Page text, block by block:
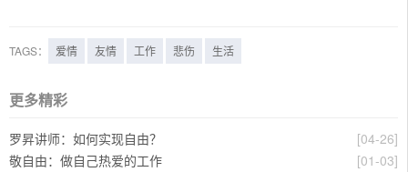
TAGS： 爱情 友情 工作 悲伤 生活
更多精彩
[04-26]
罗昇讲师：如何实现自由？
[01-03]
敬自由：做自己热爱的工作